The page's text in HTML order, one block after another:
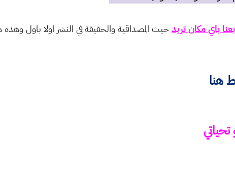
باي مكان تريدحيث المصداقية والحقيقة في النشر اولا باول
هنا
تحياتي